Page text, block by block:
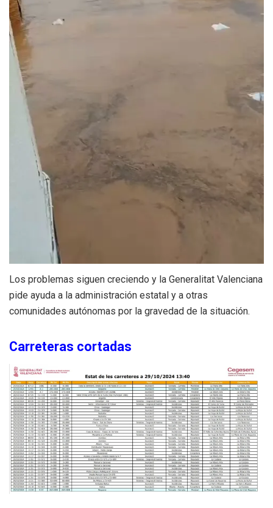
Los problemas siguen creciendo y la Generalitat Valenciana
pide ayuda a la administración estatal y a otras
comunidades autónomas por la gravedad de la situación.
Carreteras cortadas